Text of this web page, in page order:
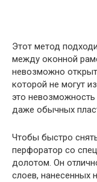
Этот метод
между оконной
невозможно
которой не могут
это невозможность
даже обычных
Чтобы быстро
перфоратор со
долотом. Он
слоев, нанесенных